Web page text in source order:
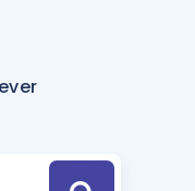
Hesaplama Aracı
için Öneriler
Tek Takvimde
Hoca ile seni sınava